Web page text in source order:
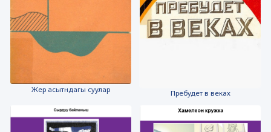
Жер асытндагы суулар Пребудет в веках